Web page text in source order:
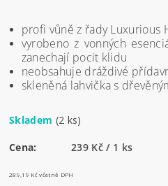
profi vůně z řady Luxurious
vyrobeno z vonných
zanechají pocit klidu
neobsahuje dráždivé
skleněná lahvička s
Skladem (2 ks)
Cena: 239 Kč / 1 ks
289,19 Kč včetně DPH